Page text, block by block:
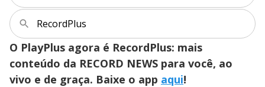
RecordPlus
O PlayPlus agora é RecordPlus: mais
conteúdo da RECORD NEWS para você, ao
vivo e de graça. Baixe o app aqui!